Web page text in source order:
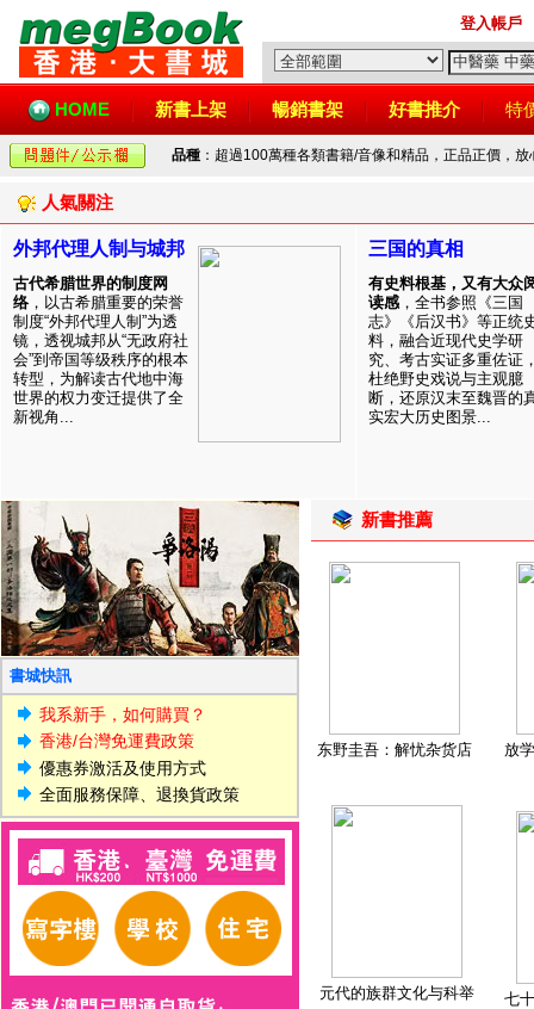
登入帳戶
HOME 新書上架 暢銷書架 好書推介 特
品種 ：超過100萬種各類書籍/音像和精品，正品正價，
人氣關注
外邦代理人制与城邦
古代希腊世界的制度网
络 ，以古希腊重要的荣誉
制度“外邦代理人制”为透
镜，透视城邦从“无政府社
会”到帝国等级秩序的根本
转型，为解读古代地中海
世界的权力变迁提供了全
新视角...
三国的真相
有史料根基，又有大众
读感 ，全书参照《三国
志》《后汉书》等正统
料，融合近现代史学研
究、考古实证多重佐证
杜绝野史戏说与主观臆
断，还原汉末至魏晋的
实宏大历史图景...
書城快訊
我系新手，如何購買？
香港/台灣免運費政策
優惠券激活及使用方式
全面服務保障、退換貨政策
新書推薦
东野圭吾：解忧杂货店 放
元代的族群文化与科举 七